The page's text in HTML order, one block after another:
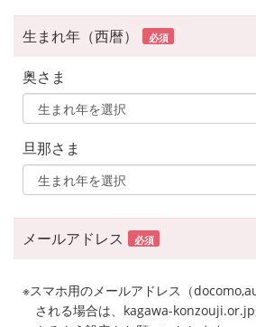
生まれ年（西暦） 必須
奥さま
旦那さま
メールアドレス 必須
※スマホ用のメールアドレス（
される場合は、kagawa-